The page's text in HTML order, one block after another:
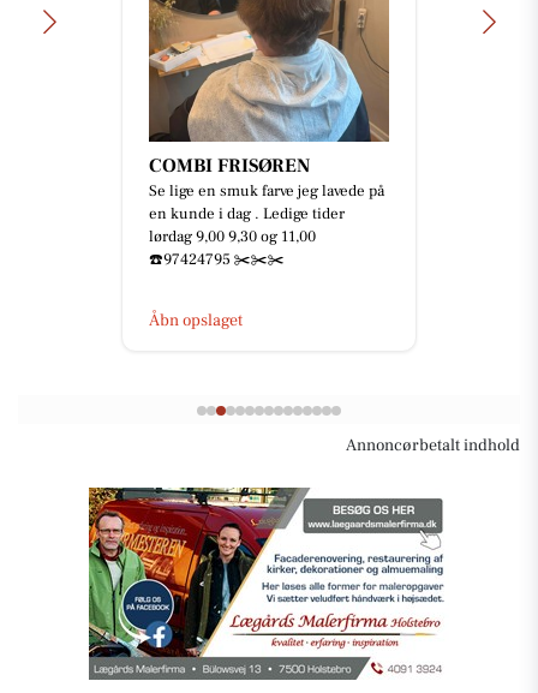
COMBI FRISØREN
Se lige en smuk farve jeg lavede på
en kunde i dag . Ledige tider
lørdag 9,00 9,30 og 11,00
☎️97424795 ✂️✂️✂️
Åbn opslaget
Annoncørbetalt indhold